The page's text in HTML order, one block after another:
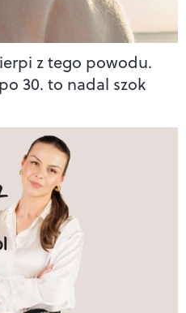
z tego powodu.
30. to nadal szok